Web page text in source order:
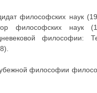
философских наук
философских наук
философии:
философии